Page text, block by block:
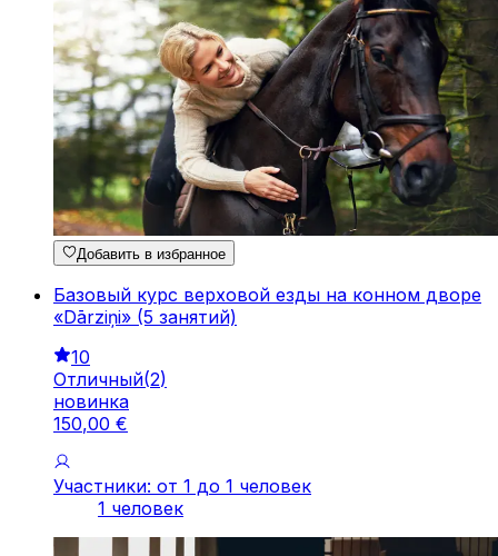
Добавить в избранное
Базовый курс верховой езды на конном дворе
«Dārziņi» (5 занятий)
10
Отличный(2)
новинка
150,00 €
Участники: от 1 до 1 человек
1 человек